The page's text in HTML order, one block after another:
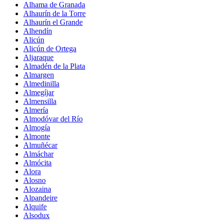
Alhama de Granada
Alhaurín de la Torre
Alhaurín el Grande
Alhendín
Alicún
Alicún de Ortega
Aljaraque
Almadén de la Plata
Almargen
Almedinilla
Almegíjar
Almensilla
Almería
Almodóvar del Río
Almogía
Almonte
Almuñécar
Almáchar
Almócita
Alora
Alosno
Alozaina
Alpandeire
Alquife
Alsodux